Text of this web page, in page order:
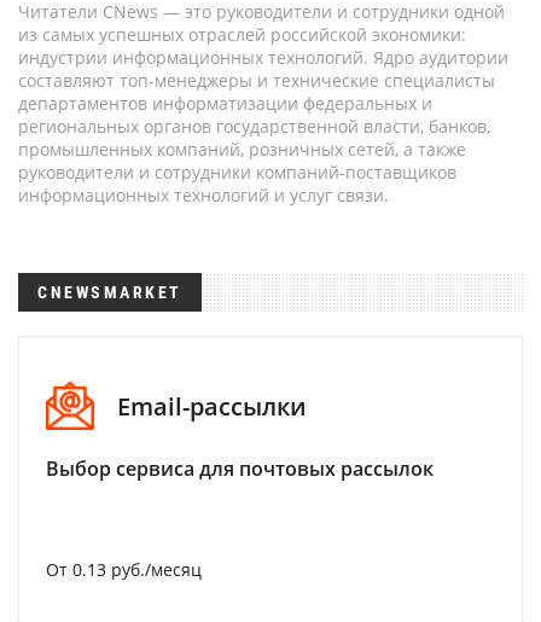
Читатели CNews — это руководители и сотрудники одной
из самых успешных отраслей российской экономики:
индустрии информационных технологий. Ядро аудитории
составляют топ-менеджеры и технические специалисты
департаментов информатизации федеральных и
региональных органов государственной власти, банков,
промышленных компаний, розничных сетей, а также
руководители и сотрудники компаний-поставщиков
информационных технологий и услуг связи.
CNEWSMARKET
Email-рассылки
Выбор сервиса для почтовых рассылок
От 0.13 руб./месяц